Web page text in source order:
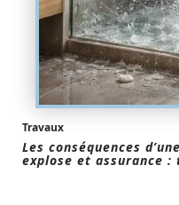
Travaux
Les conséquences
explose et assurance :